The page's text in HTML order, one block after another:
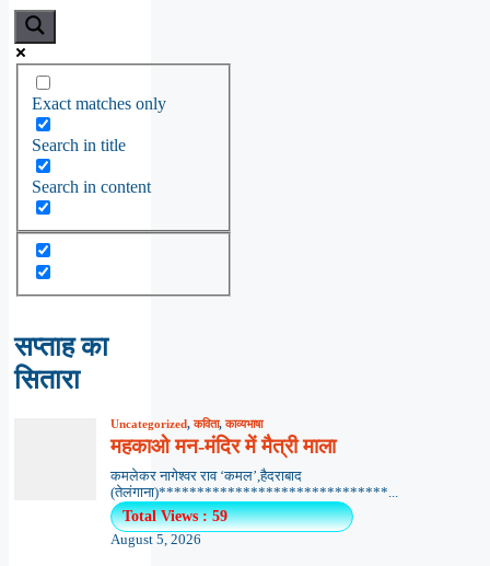
Exact matches only
Search in title
Search in content
सप्ताह का
सितारा
Uncategorized,कविता,काव्यभाषा
महकाओ मन-मंदिर में मैत्री माला
कमलेकर नागेश्वर राव ‘कमल’,हैदराबाद
(तेलंगाना)******************************...
Total Views : 59
August 5, 2026